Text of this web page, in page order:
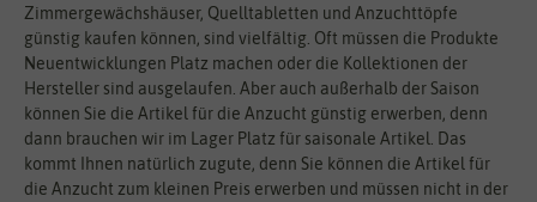
Zimmergewächshäuser, Quelltabletten und Anzuchttöpfe
günstig kaufen können, sind vielfältig. Oft müssen die Produkte
Neuentwicklungen Platz machen oder die Kollektionen der
Hersteller sind ausgelaufen. Aber auch außerhalb der Saison
können Sie die Artikel für die Anzucht günstig erwerben, denn
dann brauchen wir im Lager Platz für saisonale Artikel. Das
kommt Ihnen natürlich zugute, denn Sie können die Artikel für
die Anzucht zum kleinen Preis erwerben und müssen nicht in der